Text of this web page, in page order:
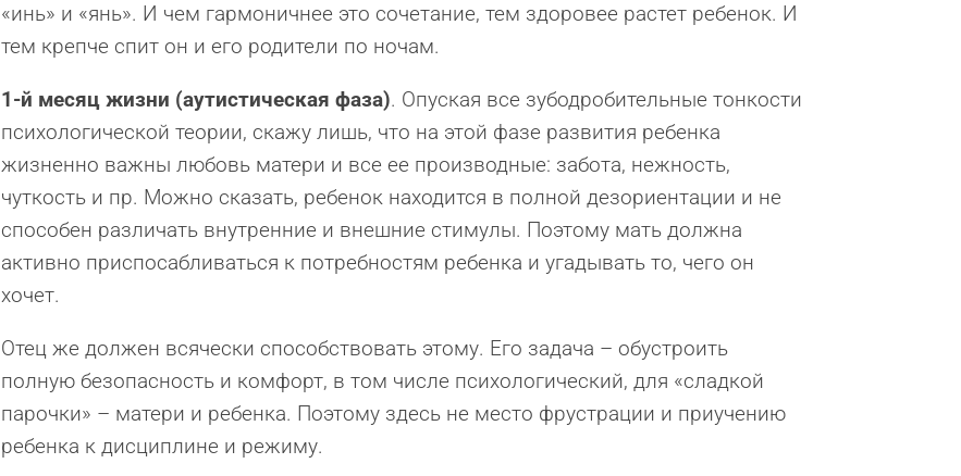
«инь» и «янь». И чем гармоничнее это сочетание, тем здоровее растет ребенок. И
тем крепче спит он и его родители по ночам.
1-й месяц жизни (аутистическая фаза). Опуская все зубодробительные тонкости
психологической теории, скажу лишь, что на этой фазе развития ребенка
жизненно важны любовь матери и все ее производные: забота, нежность,
чуткость и пр. Можно сказать, ребенок находится в полной дезориентации и не
способен различать внутренние и внешние стимулы. Поэтому мать должна
активно приспосабливаться к потребностям ребенка и угадывать то, чего он
хочет.
Отец же должен всячески способствовать этому. Его задача – обустроить
полную безопасность и комфорт, в том числе психологический, для «сладкой
парочки» – матери и ребенка. Поэтому здесь не место фрустрации и приучению
ребенка к дисциплине и режиму.